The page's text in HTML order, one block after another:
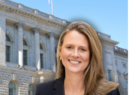
MELDUNGEN
SOZIALE MEDIEN
KLARTEXT